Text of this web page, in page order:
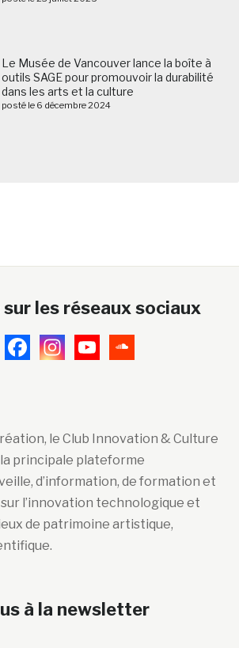
Le Musée de Vancouver lance la boîte à
outils SAGE pour promouvoir la durabilité
dans les arts et la culture
posté le 6 décembre 2024
les réseaux sociaux
le Club Innovation & Culture
principale plateforme
d’information, de formation et
l’innovation technologique et
de patrimoine artistique,
à la newsletter